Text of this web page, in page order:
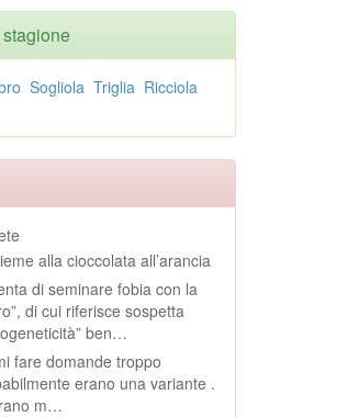
Sogliola Triglia Ricciola
alla cioccolata all’arancia
di seminare fobia con la
di cui riferisce sospetta
ben…
fare domande troppo
erano una variante .
m…